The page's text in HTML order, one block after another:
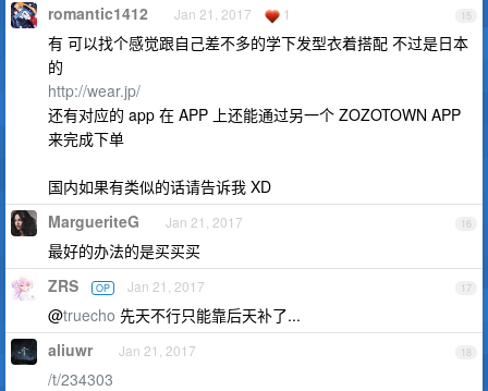
15
romantic1412 Jan 21, 2017 1
有 可以找个感觉跟自己差不多的学下发型衣着搭配 不过是日本
的
http://wear.jp/
还有对应的 app 在 APP 上还能通过另一个 ZOZOTOWN APP
来完成下单
国内如果有类似的话请告诉我 XD
16
MargueriteG Jan 21, 2017
最好的办法的是买买买
17
ZRS OP Jan 21, 2017
@truecho 先天不行只能靠后天补了...
18
aliuwr Jan 21, 2017
/t/234303